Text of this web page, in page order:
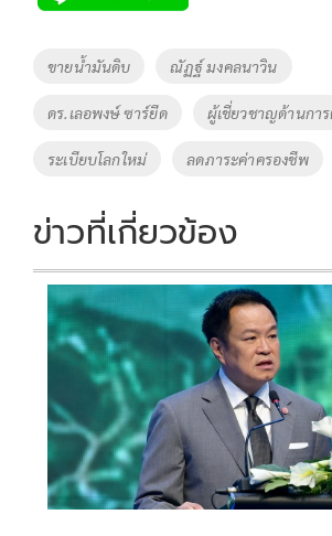
b
o
k
er y
Li
k
Tags
ขายน้ำมันดิบ ณัฏฐ์ มงคลนาวิน
ดร.เลอพงษ์ ซาร์ยีด ผู้เชี่ยวชาญด้านกา
ระเบียบโลกใหม่ ลดภาระค่าครองชีพ
ข่าวที่เกี่ยวข้อง